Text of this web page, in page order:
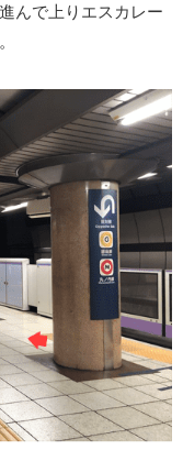
んで上りエスカレー